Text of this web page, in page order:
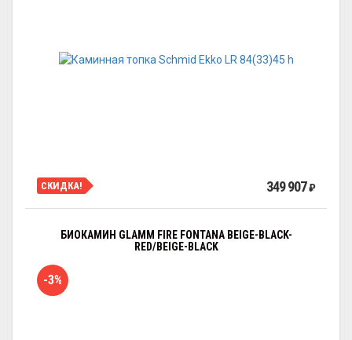
СКИДКА! 349 907₽
БИОКАМИН GLAMM FIRE FONTANA BEIGE-BLACK-
RED/BEIGE-BLACK
-3%